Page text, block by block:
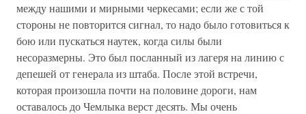
между нашими и мирными черкесами; если же с той
стороны не повторится сигнал, то надо было готовиться к
бою или пускаться наутек, когда силы были
несоразмерны. Это был посланный из лагеря на линию с
депешей от генерала из штаба. После этой встречи,
которая произошла почти на половине дороги, нам
оставалось до Чемлыка верст десять. Мы очень